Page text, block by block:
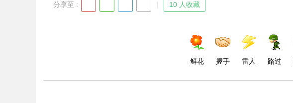
分享至 : 10 人收藏
鲜花 握手 雷人 路过